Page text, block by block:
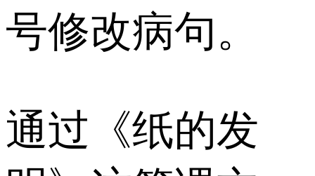
号修改病句。
通过《纸的发